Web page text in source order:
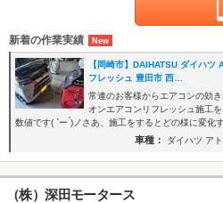
新着の作業実績
【岡崎市】DAIHATSU ダイハツ
フレッシュ 豊田市 西…
常連のお客様からエアコンの効
オンエアコンリフレッシュ施工
数値です( `ー ́)ノさあ、施工をするとどの様に変化
車種： ダイハツ ア
（株）深田モータース